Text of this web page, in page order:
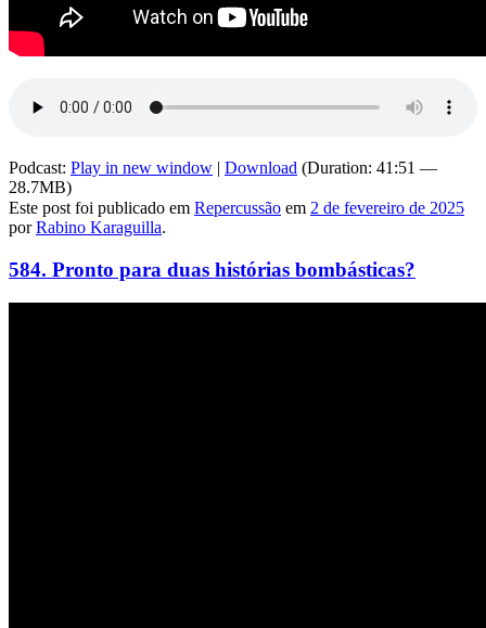
Podcast: Play in new window | Download (Duration: 41:51 —
28.7MB)
Este post foi publicado em Repercussão em 2 de fevereiro de 2025
porRabino Karaguilla.
584. Pronto para duas histórias bombásticas?